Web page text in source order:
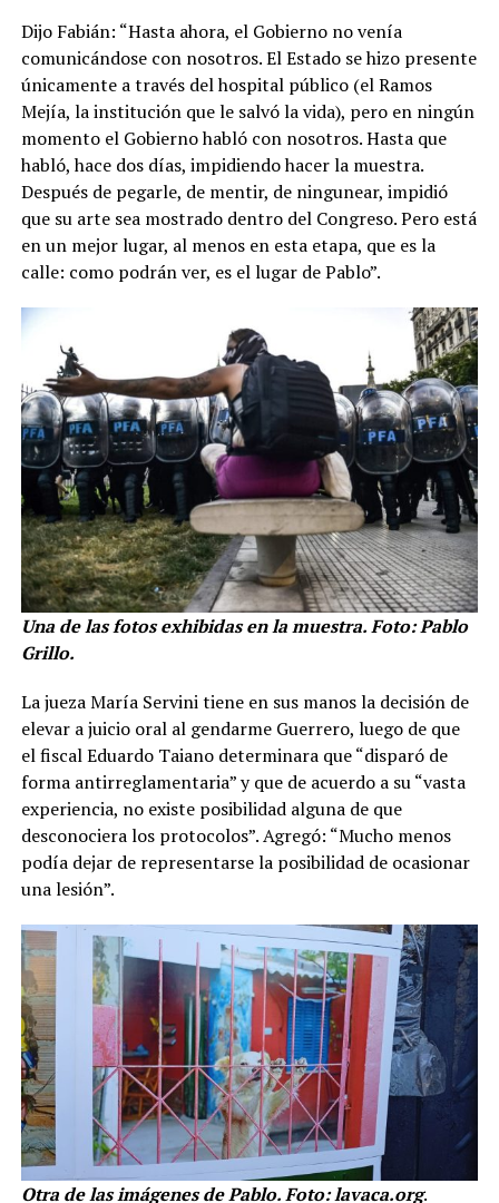
Dijo Fabián: “Hasta ahora, el Gobierno no venía
comunicándose con nosotros. El Estado se hizo presente
únicamente a través del hospital público (el Ramos
Mejía, la institución que le salvó la vida), pero en ningún
momento el Gobierno habló con nosotros. Hasta que
habló, hace dos días, impidiendo hacer la muestra.
Después de pegarle, de mentir, de ningunear, impidió
que su arte sea mostrado dentro del Congreso. Pero está
en un mejor lugar, al menos en esta etapa, que es la
calle: como podrán ver, es el lugar de Pablo”.
Una de las fotos exhibidas en la muestra. Foto: Pablo
Grillo.
La jueza María Servini tiene en sus manos la decisión de
elevar a juicio oral al gendarme Guerrero, luego de que
el fiscal Eduardo Taiano determinara que “disparó de
forma antirreglamentaria” y que de acuerdo a su “vasta
experiencia, no existe posibilidad alguna de que
desconociera los protocolos”. Agregó: “Mucho menos
podía dejar de representarse la posibilidad de ocasionar
una lesión”.
Otra de las imágenes de Pablo. Foto: lavaca.org.